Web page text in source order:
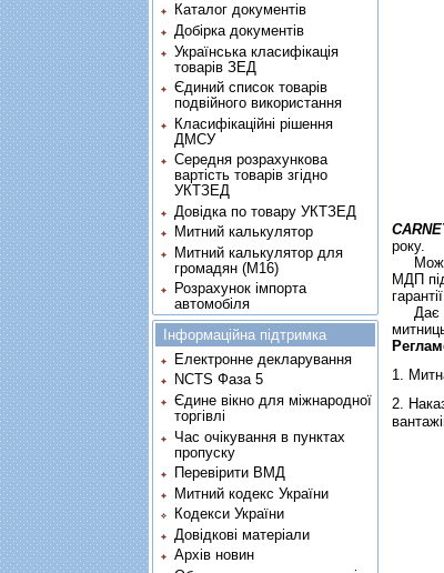
року.
Може
МДП
Дає
1.
2.
Каталог документів
Добірка документів
Українська класифікація
товарів ЗЕД
Єдиний список товарів
подвійного використання
Класифікаційні рішення
ДМСУ
Середня розрахункова
вартість товарів згідно
УКТЗЕД
Довідка по товару УКТЗЕД
Митний калькулятор
Митний калькулятор для
громадян (М16)
Розрахунок імпорта
автомобіля
Інформаційна підтримка
Електронне декларування
NCTS Фаза 5
Єдине вікно для міжнародної
торгівлі
Час очікування в пунктах
пропуску
Перевірити ВМД
Митний кодекс України
Кодекси України
Довідкові матеріали
Архів новин